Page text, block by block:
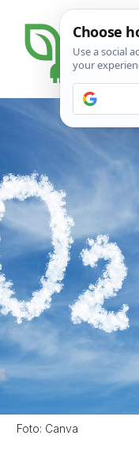
Foto: Canva